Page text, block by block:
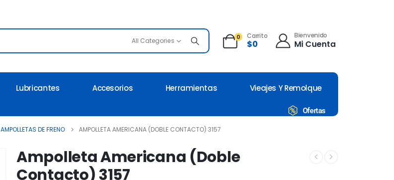
All Categories 0 Carrito
$0
Bienvenido
Mi Cuenta
Lubricantes Accesorios Herramientas Vieajes Y Remolque
Ofertas
AMPOLLETAS DE FRENO AMPOLLETA AMERICANA (DOBLE CONTACTO) 3157
Ampolleta Americana (Doble
Contacto) 3157